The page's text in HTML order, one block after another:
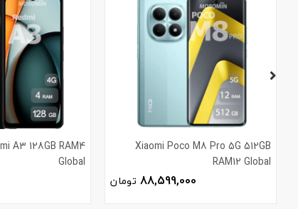
Xiaomi Poco M8 Pro 5G 512GB
RAM12 Global
88,599,000 تومان
A3 128GB RAM4
Global